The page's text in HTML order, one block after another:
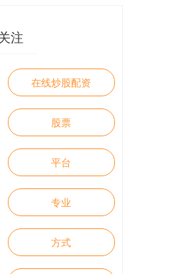
注
在线炒股配资
股票
平台
专业
方式